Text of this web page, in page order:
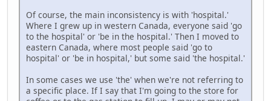
Of course, the main inconsistency is with 'hospital.'
Where I grew up in western Canada, everyone said 'go
to the hospital' or 'be in the hospital.' Then I moved to
eastern Canada, where most people said 'go to
hospital' or 'be in hospital,' but some said 'the hospital.'
In some cases we use 'the' when we're not referring to
a specific place. If I say that I'm going to the store for